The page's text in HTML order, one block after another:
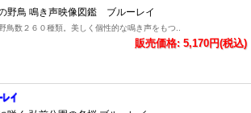
野鳥 鳴き声映像図鑑 ブルーレイ
鳥数２６０種類。美しく個性的な鳴き声をもつ..
販売価格: 5,170円(税込)